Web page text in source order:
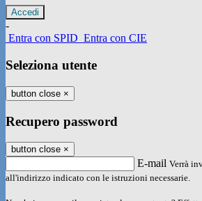
-
Entra con SPID Entra con CIE
Seleziona utente
button close ×
Recupero password
button close ×
E-mail Verrà
all'indirizzo indicato con le istruzioni necessarie.